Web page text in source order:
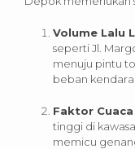
Volume Lalu
seperti Jl.
menuju pintu
beban
Faktor
tinggi di
memicu